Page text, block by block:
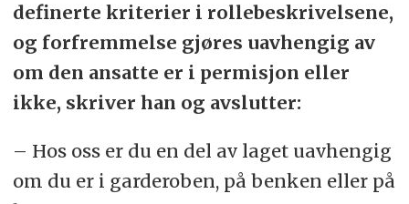
definerte kriterier i rollebeskrivelsene,
og forfremmelse gjøres uavhengig av
om den ansatte er i permisjon eller
ikke, skriver han og avslutter:
– Hos oss er du en del av laget uavhengig
om du er i garderoben, på benken eller på